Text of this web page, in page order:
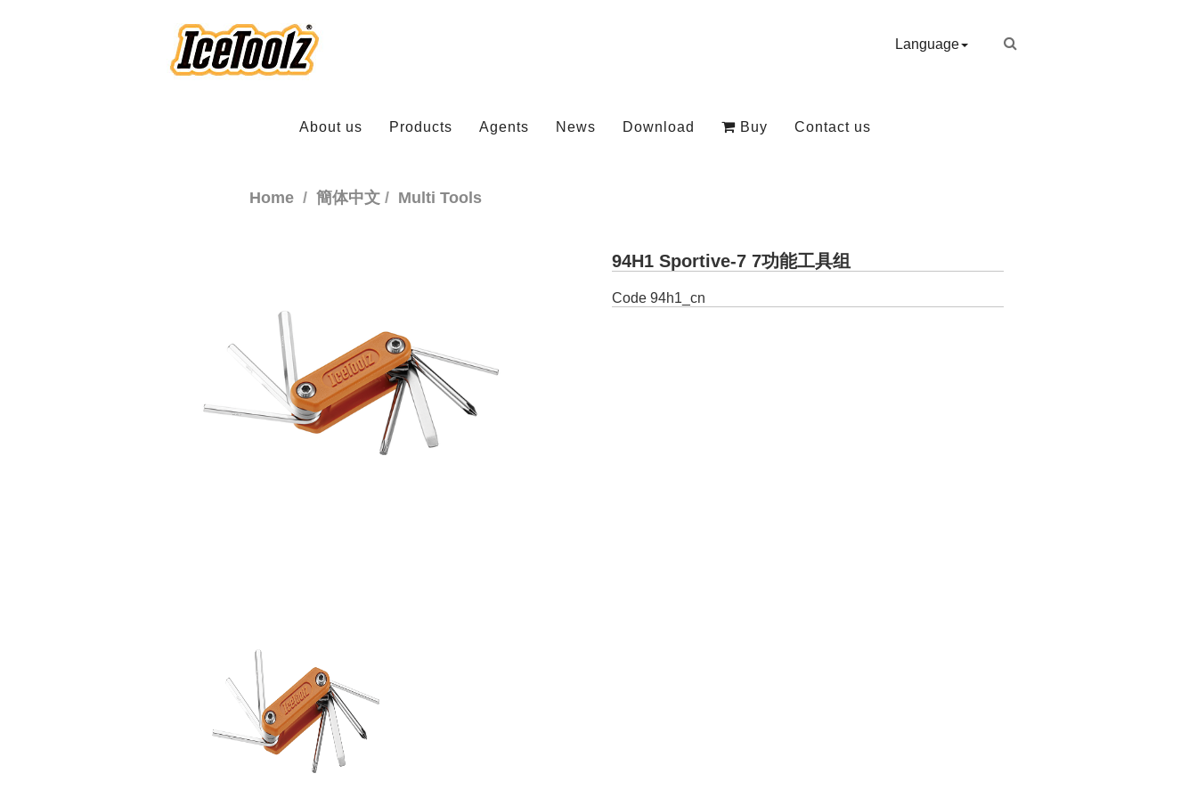
Language
About us Products Agents News Download Buy Contact us
Home 簡体中文 Multi Tools
94H1 Sportive-7 7功能工具组
Code 94h1_cn